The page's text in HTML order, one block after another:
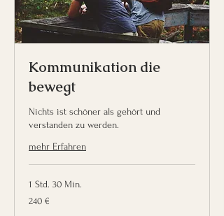
Kommunikation die
bewegt
Nichts ist schöner als gehört und
verstanden zu werden.
mehr Erfahren
1 Std. 30 Min.
240
Euro
240 €